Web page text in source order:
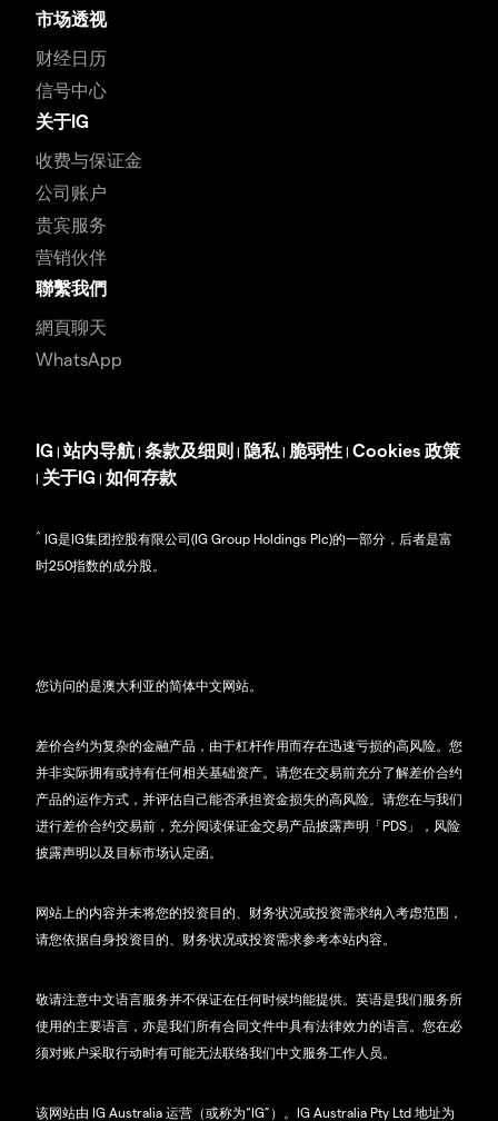
市场透视
财经日历
信号中心
关于IG
收费与保证金
公司账户
贵宾服务
营销伙伴
聯繫我們
網頁聊天
WhatsApp
IG |站内导航 | 条款及细则 | 隐私 | 脆弱性 | Cookies 政策
| 关于IG | 如何存款
^ IG是IG集团控股有限公司(IG Group Holdings Plc)的一部分，后者是富
时250指数的成分股。
您访问的是澳大利亚的简体中文网站。
差价合约为复杂的金融产品，由于杠杆作用而存在迅速亏损的高风险。您
并非实际拥有或持有任何相关基础资产。请您在交易前充分了解差价合约
产品的运作方式，并评估自己能否承担资金损失的高风险。请您在与我们
进行差价合约交易前，充分阅读保证金交易产品披露声明「PDS」，风险
披露声明以及目标市场认定函。
网站上的内容并未将您的投资目的、财务状况或投资需求纳入考虑范围，
请您依据自身投资目的、财务状况或投资需求参考本站内容。
敬请注意中文语言服务并不保证在任何时候均能提供。英语是我们服务所
使用的主要语言，亦是我们所有合同文件中具有法律效力的语言。您在必
须对账户采取行动时有可能无法联络我们中文服务工作人员。
该网站由 IG Australia 运营（或称为“IG”）。IG Australia Pty Ltd 地址为